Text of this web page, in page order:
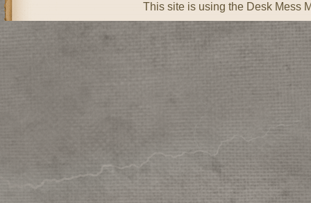
This site is using the Desk Mess